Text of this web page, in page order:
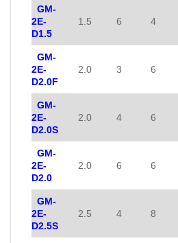
GM-
2E-
D1.5
1.5 6 4
GM-
2E-
D2.0F
2.0 3 6
GM-
2E-
D2.0S
2.0 4 6
GM-
2E-
D2.0
2.0 6 6
GM-
2E-
D2.5S
2.5 4 8